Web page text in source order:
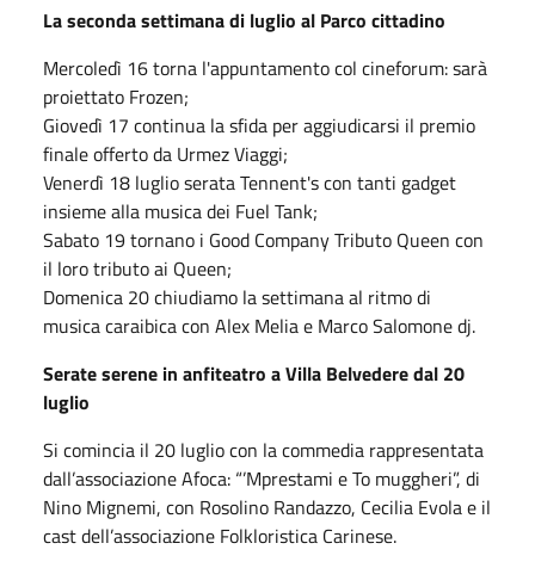
La seconda settimana di luglio al Parco cittadino
Mercoledì 16 torna l'appuntamento col cineforum: sarà
proiettato Frozen;
Giovedì 17 continua la sfida per aggiudicarsi il premio
finale offerto da Urmez Viaggi;
Venerdì 18 luglio serata Tennent's con tanti gadget
insieme alla musica dei Fuel Tank;
Sabato 19 tornano i Good Company Tributo Queen con
il loro tributo ai Queen;
Domenica 20 chiudiamo la settimana al ritmo di
musica caraibica con Alex Melia e Marco Salomone dj.
Serate serene in anfiteatro a Villa Belvedere dal 20
luglio
Si comincia il 20 luglio con la commedia rappresentata
dall’associazioneAfoca: “’Mprestami e To muggheri”, di
Nino Mignemi, con Rosolino Randazzo, Cecilia Evola e il
cast dell’associazione Folkloristica Carinese.